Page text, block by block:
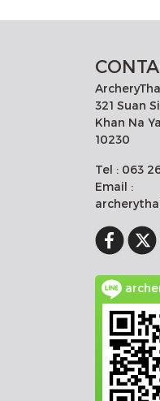
321 Suan
Khan Na
10230
Tel : 063
Email :